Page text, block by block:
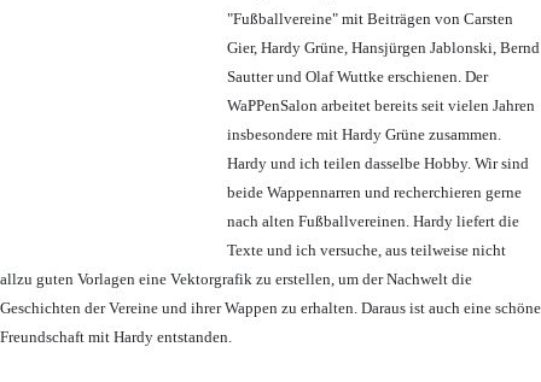
"Fußballvereine" mit Beiträgen von Carsten
Gier, Hardy Grüne, Hansjürgen Jablonski, Bernd
Sautter und Olaf Wuttke erschienen. Der
WaPPenSalon arbeitet bereits seit vielen Jahren
insbesondere mit Hardy Grüne zusammen.
Hardy und ich teilen dasselbe Hobby. Wir sind
beide Wappennarren und recherchieren gerne
nach alten Fußballvereinen. Hardy liefert die
Texte und ich versuche, aus teilweise nicht
allzu guten Vorlagen eine Vektorgrafik zu erstellen, um der Nachwelt die
Geschichten der Vereine und ihrer Wappen zu erhalten. Daraus ist auch eine schöne
Freundschaft mit Hardy entstanden.